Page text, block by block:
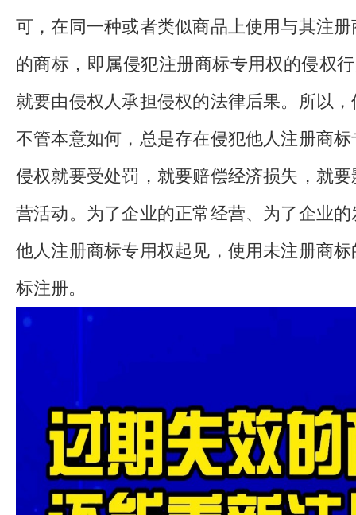
可，在同一种或者类似商品上使用与其注
的商标，即属侵犯注册商标专用权的侵权
就要由侵权人承担侵权的法律后果。所以
不管本意如何，总是存在侵犯他人注册商
侵权就要受处罚，就要赔偿经济损失，就
营活动。为了企业的正常经营、为了企业
他人注册商标专用权起见，使用未注册商
标注册。